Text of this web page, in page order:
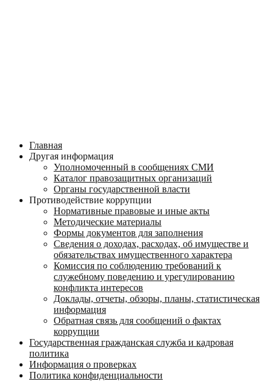
Главная
Другая информация
Уполномоченный в сообщениях СМИ
Каталог правозащитных организаций
Органы государственной власти
Противодействие коррупции
Нормативные правовые и иные акты
Методические материалы
Формы документов для заполнения
Сведения о доходах, расходах, об имуществе и
обязательствах имущественного характера
Комиссия по соблюдению требований к
служебному поведению и урегулированию
конфликта интересов
Доклады, отчеты, обзоры, планы, статистическая
информация
Обратная связь для сообщений о фактах
коррупции
Государственная гражданская служба и кадровая
политика
Информация о проверках
Политика конфиденциальности